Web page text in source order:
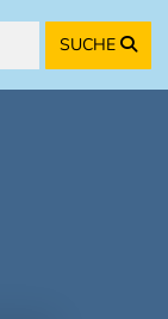
SUCHE